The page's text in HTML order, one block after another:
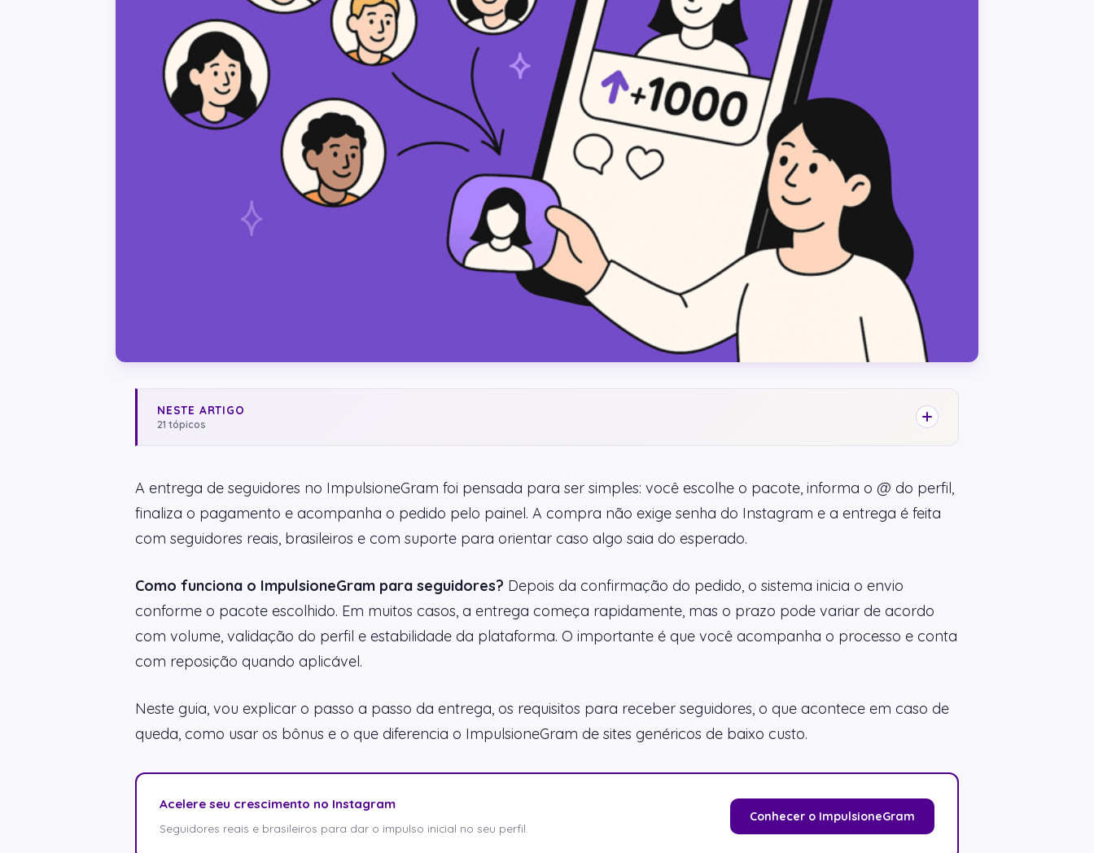
NESTE ARTIGO
21 tópicos
A entrega de seguidores no ImpulsioneGram foi pensada para ser simples: você escolhe o pacote, informa o @ do perfil,
finaliza o pagamento e acompanha o pedido pelo painel. A compra não exige senha do Instagram e a entrega é feita
com seguidores reais, brasileiros e com suporte para orientar caso algo saia do esperado.
Como funciona o ImpulsioneGram para seguidores? Depois da confirmação do pedido, o sistema inicia o envio
conforme o pacote escolhido. Em muitos casos, a entrega começa rapidamente, mas o prazo pode variar de acordo
com volume, validação do perfil e estabilidade da plataforma. O importante é que você acompanha o processo e conta
com reposição quando aplicável.
Neste guia, vou explicar o passo a passo da entrega, os requisitos para receber seguidores, o que acontece em caso de
queda, como usar os bônus e o que diferencia o ImpulsioneGram de sites genéricos de baixo custo.
Acelere seu crescimento no Instagram
Seguidores reais e brasileiros para dar o impulso inicial no seu perfil.
Conhecer o ImpulsioneGram